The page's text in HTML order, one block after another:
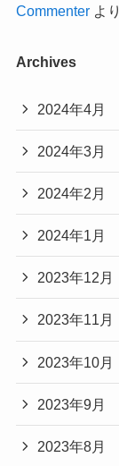
Commenterより
Archives
2024年4月
2024年3月
2024年2月
2024年1月
2023年12月
2023年11月
2023年10月
2023年9月
2023年8月